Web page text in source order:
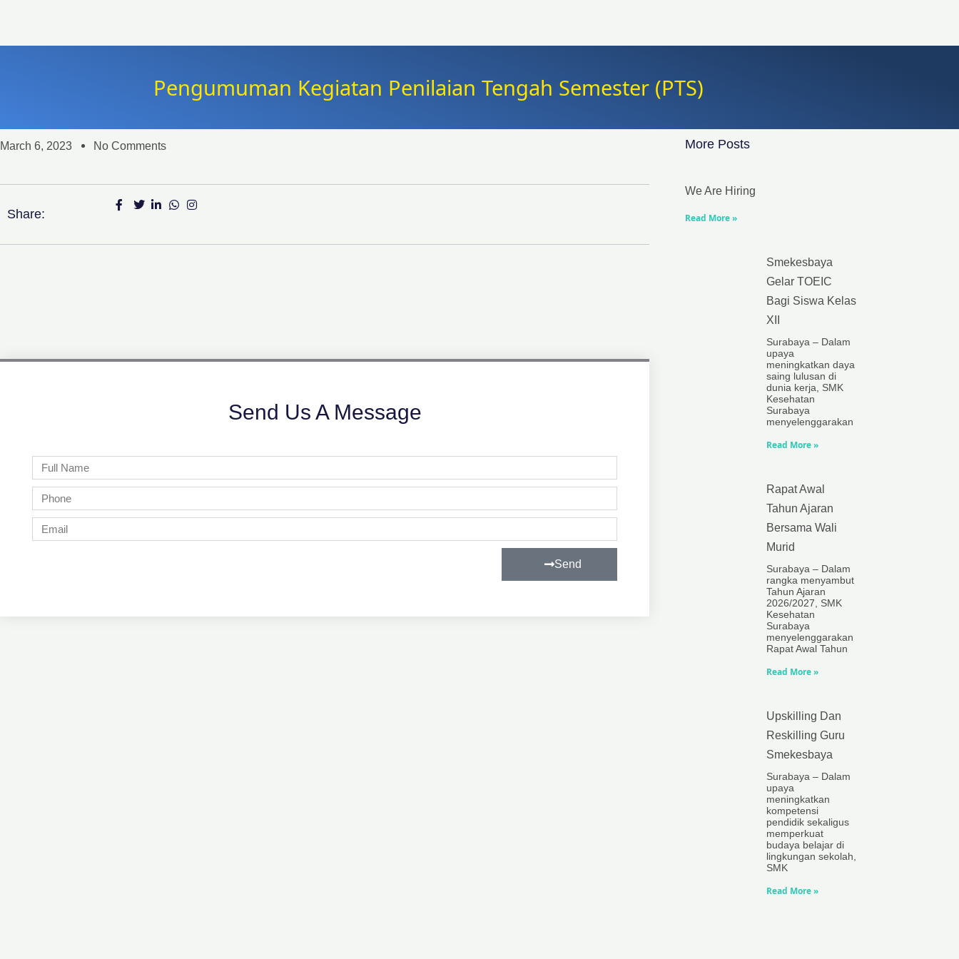
Pengumuman Kegiatan Penilaian Tengah Semester (PTS)
March 6, 2023 No Comments
Share:
Send Us A Message
Full
Name
Phone
Email
Send
More Posts
We Are Hiring
Read More »
Smekesbaya
Gelar TOEIC
Bagi Siswa Kelas
XII
Surabaya – Dalam
upaya
meningkatkan daya
saing lulusan di
dunia kerja, SMK
Kesehatan
Surabaya
menyelenggarakan
Read More »
Rapat Awal
Tahun Ajaran
Bersama Wali
Murid
Surabaya – Dalam
rangka menyambut
Tahun Ajaran
2026/2027, SMK
Kesehatan
Surabaya
menyelenggarakan
Rapat Awal Tahun
Read More »
Upskilling Dan
Reskilling Guru
Smekesbaya
Surabaya – Dalam
upaya
meningkatkan
kompetensi
pendidik sekaligus
memperkuat
budaya belajar di
lingkungan sekolah,
SMK
Read More »